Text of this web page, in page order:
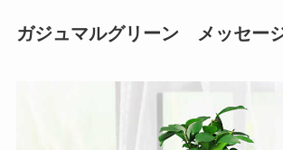
ガジュマルグリーン メッセー